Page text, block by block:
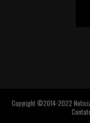
Copyright ©2014-2022